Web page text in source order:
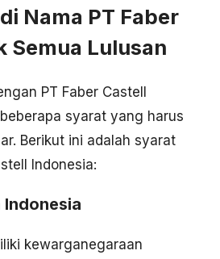
Nama PT Faber
Semua Lulusan
PT Faber Castell
syarat yang harus
Berikut ini adalah syarat
Indonesia:
Indonesia
kewarganegaraan